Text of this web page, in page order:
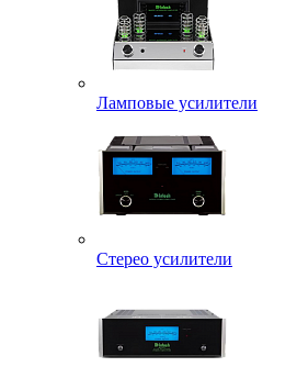
Ламповые усилители
Стерео усилители